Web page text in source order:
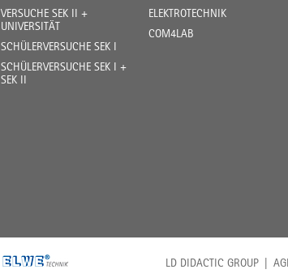
VERSUCHE SEK II +
UNIVERSITÄT
SCHÜLERVERSUCHE SEK I
SCHÜLERVERSUCHE SEK I +
SEK II
ELEKTROTECHNIK
COM4LAB
LD DIDACTIC GROUP